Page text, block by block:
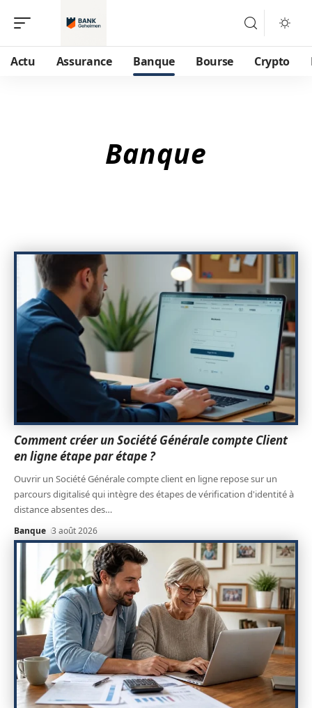
Actu Assurance Banque Bourse Crypto
Banque
Comment créer un Société Générale compte Client
en ligne étape par étape ?
Ouvrir un Société Générale compte client en ligne repose sur un
parcours digitalisé qui intègre des étapes de vérification d'identité à
distance absentes des…
Banque 3 août 2026